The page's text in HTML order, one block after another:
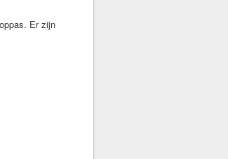
Er zijn